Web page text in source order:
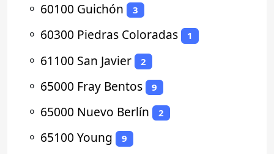
⚬ 60100 Guichón 3
⚬ 60300 Piedras Coloradas 1
⚬ 61100 San Javier 2
⚬ 65000 Fray Bentos 9
⚬ 65000 Nuevo Berlín 2
⚬ 65100 Young 9